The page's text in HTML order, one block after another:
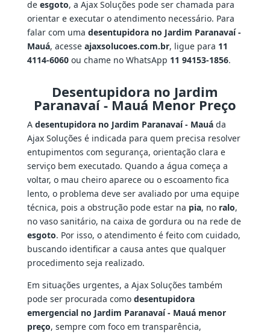
de esgoto, a Ajax Soluções pode ser chamada para
orientar e executar o atendimento necessário. Para
falar com uma desentupidora no Jardim Paranavaí -
Mauá, acesse ajaxsolucoes.com.br, ligue para 11
4114-6060ou chame no WhatsApp 11 94153-1856.
Desentupidora no Jardim
Paranavaí - Mauá Menor Preço
A desentupidora no Jardim Paranavaí - Mauáda
Ajax Soluções é indicada para quem precisa resolver
entupimentos com segurança, orientação clara e
serviço bem executado. Quando a água começa a
voltar, o mau cheiro aparece ou o escoamento fica
lento, o problema deve ser avaliado por uma equipe
técnica, pois a obstrução pode estar na pia, no ralo,
no vaso sanitário, na caixa de gordura ou na rede de
esgoto. Por isso, o atendimento é feito com cuidado,
buscando identificar a causa antes que qualquer
procedimento seja realizado.
Em situações urgentes, a Ajax Soluções também
pode ser procurada como desentupidora
emergencial no Jardim Paranavaí - Mauá menor
preço, sempre com foco em transparência,